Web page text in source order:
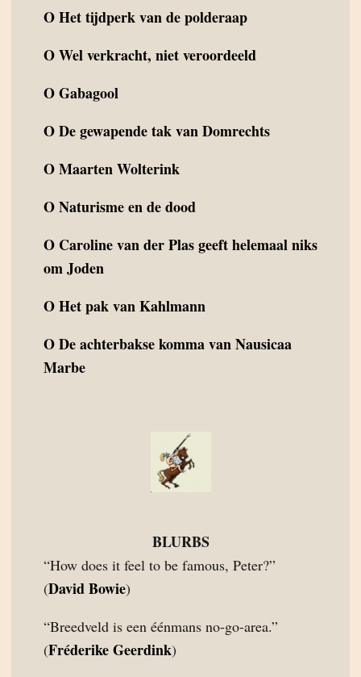
OHet tijdperk van de polderaap
OWel verkracht, niet veroordeeld
OGabagool
ODe gewapende tak van Domrechts
OMaarten Wolterink
ONaturisme en de dood
O Caroline van der Plas geeft helemaal niks
om Joden
OHet pak van Kahlmann
ODe achterbakse komma van Nausicaa
Marbe
BLURBS
“How does it feel to be famous, Peter?”
(David Bowie)
“Breedveld is een éénmans no-go-area.”
(Fréderike Geerdink)